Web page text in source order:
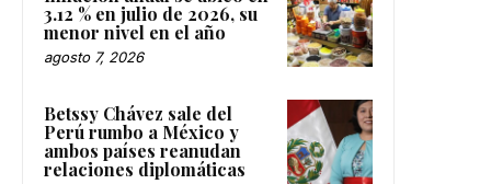
3.12 % en julio de 2026, su
menor nivel en el año
agosto 7, 2026
Betssy Chávez sale del
Perú rumbo a México y
ambos países reanudan
relaciones diplomáticas